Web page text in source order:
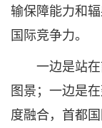
输保障能力和
国际竞争力。
一边是站在
图景；一边是
度融合，首都